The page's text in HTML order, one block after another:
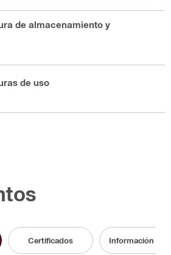
de almacenamiento y
de uso
Certificados Información